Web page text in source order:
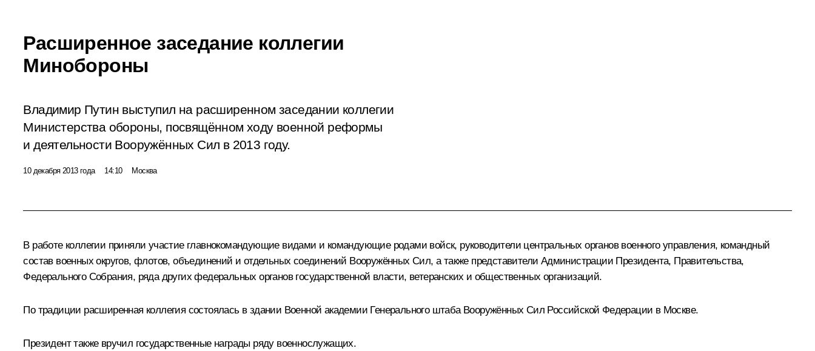
Расширенное заседание коллегии
Минобороны
Владимир Путин выступил на расширенном заседании коллегии
Министерства обороны, посвящённом ходу военной реформы
и деятельности Вооружённых Сил в 2013 году.
10 декабря 2013 года 14:10 Москва
В работе коллегии приняли участие главнокомандующие видами и командующие родами войск, руководители центральных органов военного управления, командный
состав военных округов, флотов, объединений и отдельных соединений Вооружённых Сил, а также представители Администрации Президента, Правительства,
Федерального Собрания, ряда других федеральных органов государственной власти, ветеранских и общественных организаций.
По традиции расширенная коллегия состоялась в здании Военной академии Генерального штаба Вооружённых Сил Российской Федерации в Москве.
Президент также вручил государственные награды ряду военнослужащих.